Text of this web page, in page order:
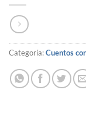
Categoría:Cuentos